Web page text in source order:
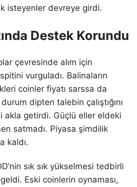
isteyenler devreye girdi.
Destek Korundu
çevresinde alım için
vurguladı. Balinaların
coinler fiyatı sarssa da
dipten talebin çalıştığını
akla getirdi. Güçlü eller eldeki
satmadı. Piyasa şimdilik
kaldı.
sık sık yükselmesi tedbirli
Eski coinlerin oynaması,